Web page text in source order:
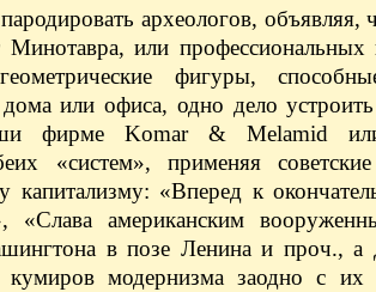
археологов, объявляя,
Минотавра, или профессиональных
фигуры,
дома или офиса, одно дело
фирме Komar & Melamid
«систем», применяя
капитализму: «Вперед к
«Слава американским
в позе Ленина и проч., а
кумиров модернизма заодно с их